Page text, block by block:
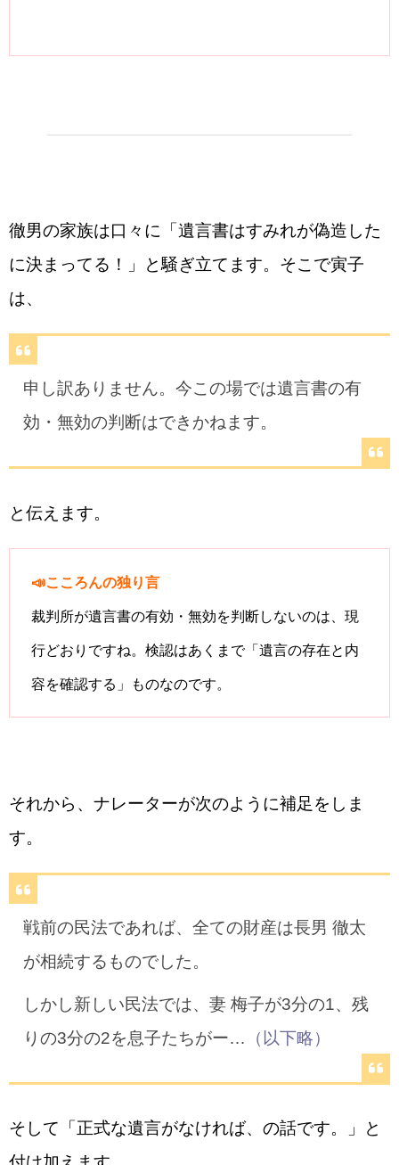
徹男の家族は口々に「遺言書はすみれが偽造した
に決まってる！」と騒ぎ立てます。そこで寅子
は、
申し訳ありません。今この場では遺言書の有
効・無効の判断はできかねます。
と伝えます。
📣こころんの独り言
裁判所が遺言書の有効・無効を判断しないのは、現
行どおりですね。検認はあくまで「遺言の存在と内
容を確認する」ものなのです。
それから、ナレーターが次のように補足をしま
す。
戦前の民法であれば、全ての財産は長男 徹太
が相続するものでした。
しかし新しい民法では、妻 梅子が3分の1、残
りの3分の2を息子たちがー… （以下略）
そして「正式な遺言がなければ、の話です。」と